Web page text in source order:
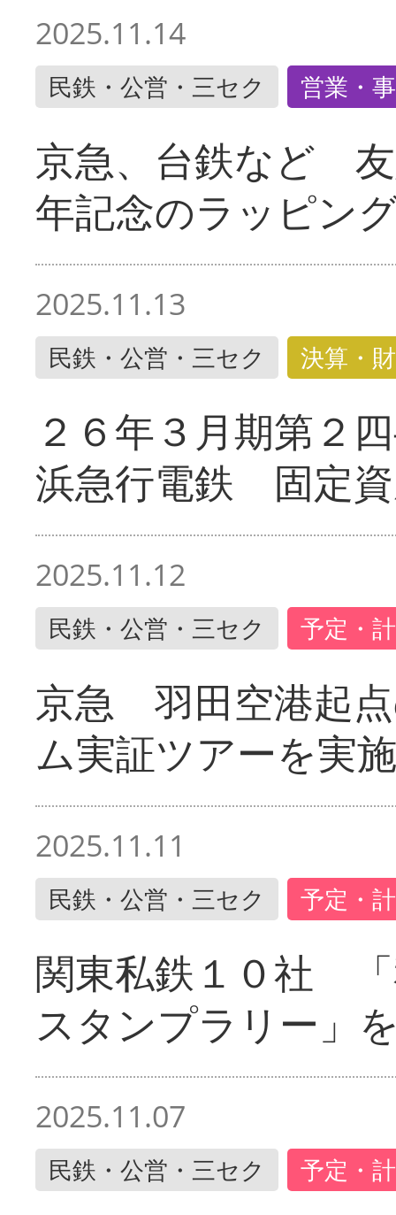
2025.11.14
民鉄・公営・三セク 営業・
京急、台鉄など
年記念のラッピン
2025.11.13
民鉄・公営・三セク 決算・
２６年３月期第２
浜急行電鉄 固定
2025.11.12
民鉄・公営・三セク 予定・
京急 羽田空港起
ム実証ツアーを実施
2025.11.11
民鉄・公営・三セク 予定・
関東私鉄１０社
スタンプラリー」
2025.11.07
民鉄・公営・三セク 予定・